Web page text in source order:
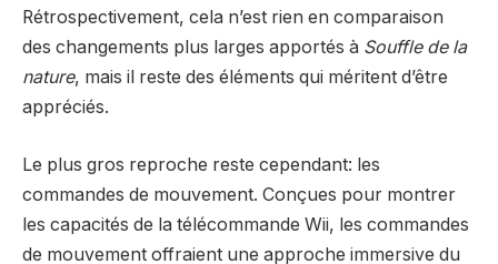
Rétrospectivement, cela n’est rien en comparaison
des changements plus larges apportés à Souffle de la
nature, mais il reste des éléments qui méritent d’être
appréciés.
Le plus gros reproche reste cependant: les
commandes de mouvement. Conçues pour montrer
les capacités de la télécommande Wii, les commandes
de mouvement offraient une approche immersive du